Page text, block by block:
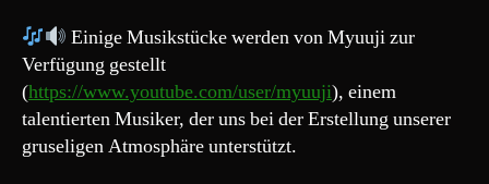
Einige Musikstücke werden von Myuuji zur
Verfügung gestellt
(https://www.youtube.com/user/myuuji), einem
talentierten Musiker, der uns bei der Erstellung unserer
gruseligen Atmosphäre unterstützt.